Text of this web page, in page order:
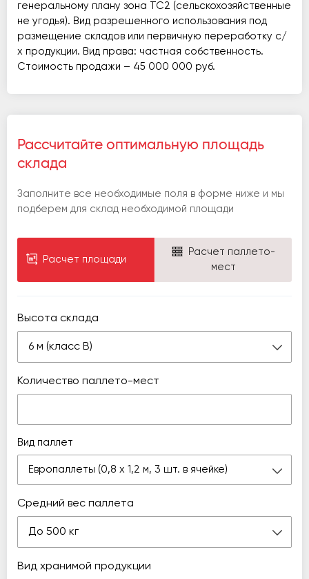
генеральному плану зона ТС2 (сельскохозяйственные
не угодья). Вид разрешенного использования под
размещение складов или первичную переработку с/
х продукции. Вид права: частная собственность.
Стоимость продажи – 45 000 000 руб.
Рассчитайте оптимальную площадь
склада
Заполните все необходимые поля в форме ниже и мы
подберем для склад необходимой площади
Расчет площади
Расчет паллето-
мест
Высота склада
6 м (класс В)
Количество паллето-мест
Вид паллет
Европаллеты (0,8 х 1,2 м, 3 шт. в ячейке)
Средний вес паллета
До 500 кг
Вид хранимой продукции